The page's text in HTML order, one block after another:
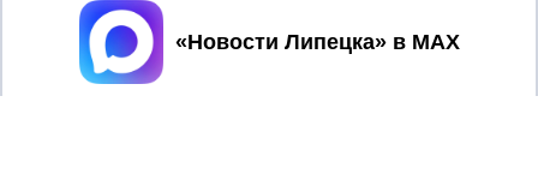
Принять